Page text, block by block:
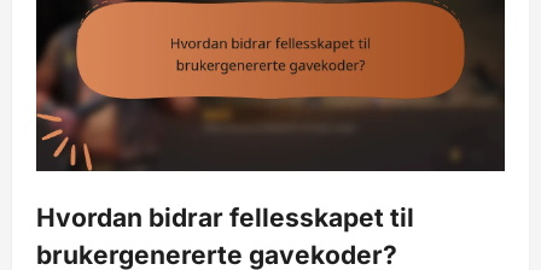
Hvordan bidrar fellesskapet til
brukergenererte gavekoder?